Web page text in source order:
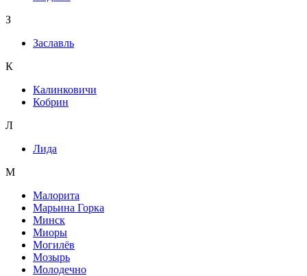
З
Заславль
К
Калинковичи
Кобрин
Л
Лида
М
Малорита
Марьина Горка
Минск
Миоры
Могилёв
Мозырь
Молодечно